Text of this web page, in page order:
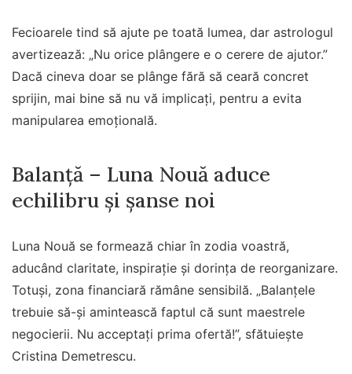
Fecioarele tind să ajute pe toată lumea, dar astrologul
avertizează: „Nu orice plângere e o cerere de ajutor.”
Dacă cineva doar se plânge fără să ceară concret
sprijin, mai bine să nu vă implicați, pentru a evita
manipularea emoțională.
Balanță – Luna Nouă aduce
echilibru și șanse noi
Luna Nouă se formează chiar în zodia voastră,
aducând claritate, inspirație și dorința de reorganizare.
Totuși, zona financiară rămâne sensibilă. „Balanțele
trebuie să-și amintească faptul că sunt maestrele
negocierii. Nu acceptați prima ofertă!”, sfătuiește
Cristina Demetrescu.